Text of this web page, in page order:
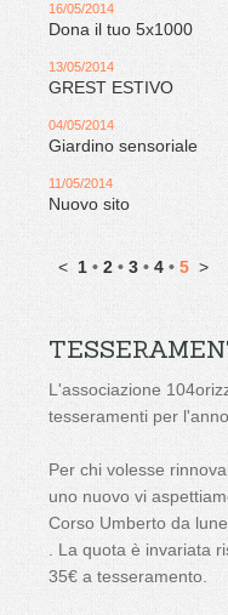
16/05/2014
Dona il tuo 5x1000
13/05/2014
GREST ESTIVO
04/05/2014
Giardino sensoriale
11/05/2014
Nuovo sito
< 1 • 2 • 3 • 4 • 5 >
L'associazione
tesseramenti per
Per chi volesse
uno nuovo vi
Corso Umberto da
. La quota è invariata
35€ a tesseramento.